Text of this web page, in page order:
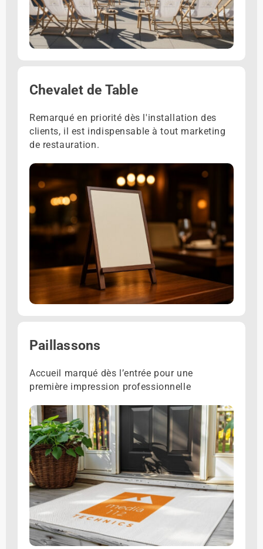
Chevalet de Table
Remarqué en priorité dès l'installation des
clients, il est indispensable à tout marketing
de restauration.
Paillassons
Accueil marqué dès l’entrée pour une
première impression professionnelle